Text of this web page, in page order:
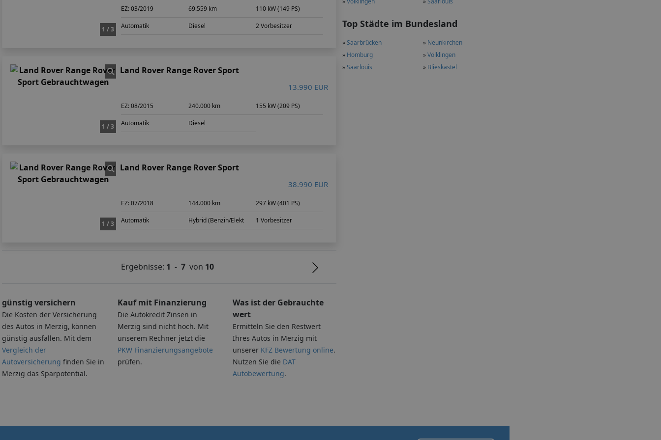
Top Städte im Bundesland
»Saarbrücken » Neunkirchen
» Homburg »Völklingen
»Saarlouis » Blieskastel
1 / 3
EZ:03/2019 69.559 km 110 kW (149 PS)
Automatik Diesel 2 Vorbesitzer
1 / 3
Land Rover Range Rover Sport
13.990 EUR
EZ:08/2015 240.000 km 155 kW (209 PS)
Automatik Diesel
1 / 3
Land Rover Range Rover Sport
38.990 EUR
EZ:07/2018 144.000 km 297 kW (401 PS)
Automatik Hybrid (Benzin/Elekt 1 Vorbesitzer
Ergebnisse: 1 - 7von 10
günstig versichern
Die Kosten der Versicherung
des Autos in Merzig, können
günstig ausfallen. Mit dem
Vergleich der
Autoversicherung finden Sie in
Merzig das Sparpotential.
Kauf mit Finanzierung
Die Autokredit Zinsen in
Merzig sind nicht hoch. Mit
unserem Rechner jetzt die
PKW Finanzierungsangebote
prüfen.
Was ist der Gebrauchte
wert
Ermitteln Sie den Restwert
Ihres Autos in Merzig mit
unserer KFZ Bewertung online.
Nutzen Sie die DAT
Autobewertung.